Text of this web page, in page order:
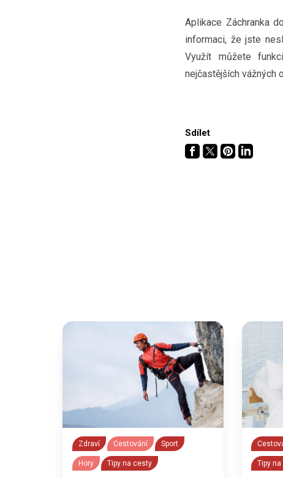
Aplikace Záchranka
informaci, že jste
Využít můžete
nejčastějších vážných
Sdílet
Zdraví Cestování Sport
Hory Tipy na cesty Tipy